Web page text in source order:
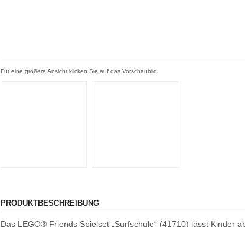
Für eine größere Ansicht klicken Sie auf das Vorschaubild
PRODUKTBESCHREIBUNG
Das LEGO® Friends Spielset „Surfschule“ (41710) lässt Kinder